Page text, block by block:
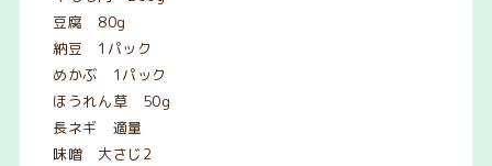
豆腐 80g
納豆 1パック
めかぶ 1パック
ほうれん草 50g
長ネギ 適量
味噌 大さじ2